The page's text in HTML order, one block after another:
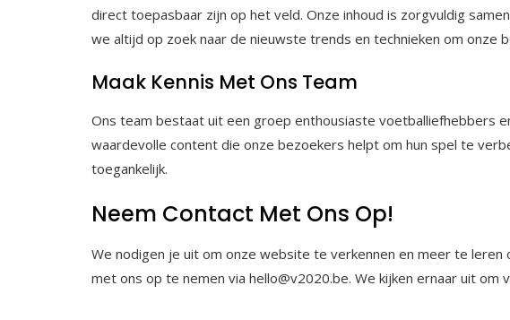
direct toepasbaar zijn op het veld. Onze inhoud is zorgvuldig
we altijd op zoek naar de nieuwste trends en technieken om onze
Maak Kennis Met Ons Team
Ons team bestaat uit een groep enthousiaste voetballiefhebbers
waardevolle content die onze bezoekers helpt om hun spel te
toegankelijk.
Neem Contact Met Ons Op!
We nodigen je uit om onze website te verkennen en meer te
met ons op te nemen via hello@v2020.be. We kijken ernaar uit om